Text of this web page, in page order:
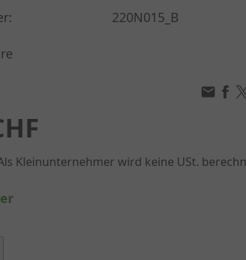
220N015_B
Kleinunternehmer wird keine USt.